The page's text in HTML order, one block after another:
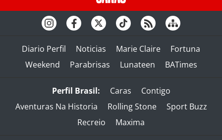
Diario Perfil Noticias Marie Claire
Fortuna
Weekend
Parabrisas Lunateen BATimes
Perfil Brasil: Caras
Contigo
Aventuras Na Historia
Rolling Stone
Sport Buzz
Recreio
Maxima